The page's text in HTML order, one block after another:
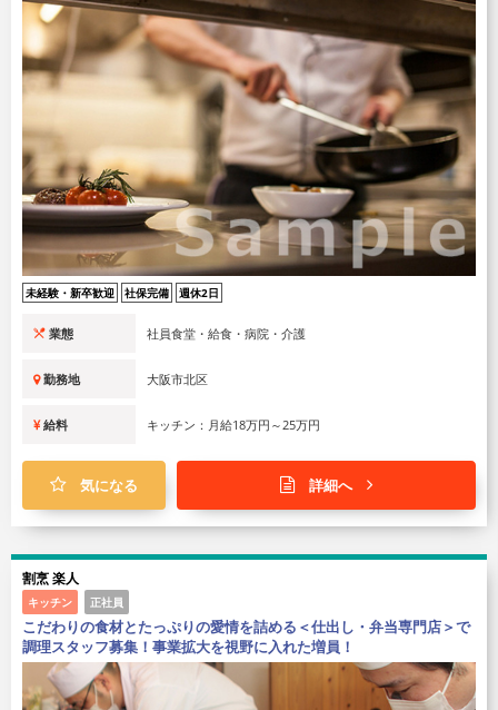
未経験・新卒歓迎 社保完備 週休2日
業態 社員食堂・給食・病院・介護
勤務地 大阪市北区
給料 キッチン：月給18万円～25万円
気になる 詳細へ
割烹 楽人
キッチン 正社員
こだわりの食材とたっぷりの愛情を詰める＜仕出し・弁当専門店＞で
調理スタッフ募集！事業拡大を視野に入れた増員！